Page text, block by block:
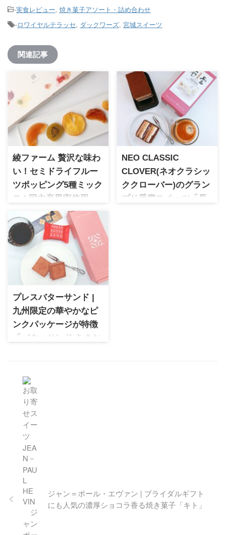
-実食レビュー, 焼き菓子アソート・詰め合わせ
-ロワイヤルテラッセ, ダックワーズ, 宮城スイーツ
関連記事
綾ファーム 贅沢な味わ
い！セミドライフルー
ツポッピング5種ミック
ス | 国内産果実使用
綾ファーム 日本初のドライフ
ルーツ専門店として2017年に
誕生。旬の国産果実を使用し
た贅沢な味わいと上品なパッ
ケージで、贈り物におすすめ
NEO CLASSIC
CLOVER(ネオクラシッ
ククローバー)のグラン
プリ受賞スイーツ「長
プレスバターサンド |
九州限定の華やかなピ
ンクパッケージが特徴
「バターサンド あまお
フレーバー「あまおう苺」を
実食レビュー。華やかなピン
クパッケージと濃厚な味わい
を詳しく紹介します。贈り物
やお土産にもぴったりの人気
スイーツです。
ジャン＝ポール・エヴァン | ブライダルギフト
にも人気の濃厚ショコラ香る焼き菓子「キト」